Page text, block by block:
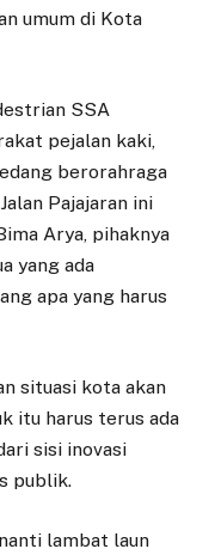
umum di Kota
SSA
pejalan kaki,
berorahraga
Pajajaran ini
Arya, pihaknya
yang ada
apa yang harus
situasi kota akan
itu harus terus ada
sisi inovasi
publik.
lambat laun